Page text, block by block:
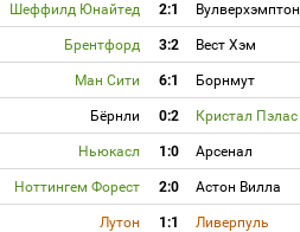
Шеффилд Юнайтед 2:1 Вулверхэмптон
Брентфорд 3:2 Вест Хэм
Ман Сити 6:1 Борнмут
Бёрнли 0:2 Кристал Пэлас
Ньюкасл 1:0 Арсенал
Ноттингем Форест 2:0 Астон Вилла
Лутон 1:1 Ливерпуль